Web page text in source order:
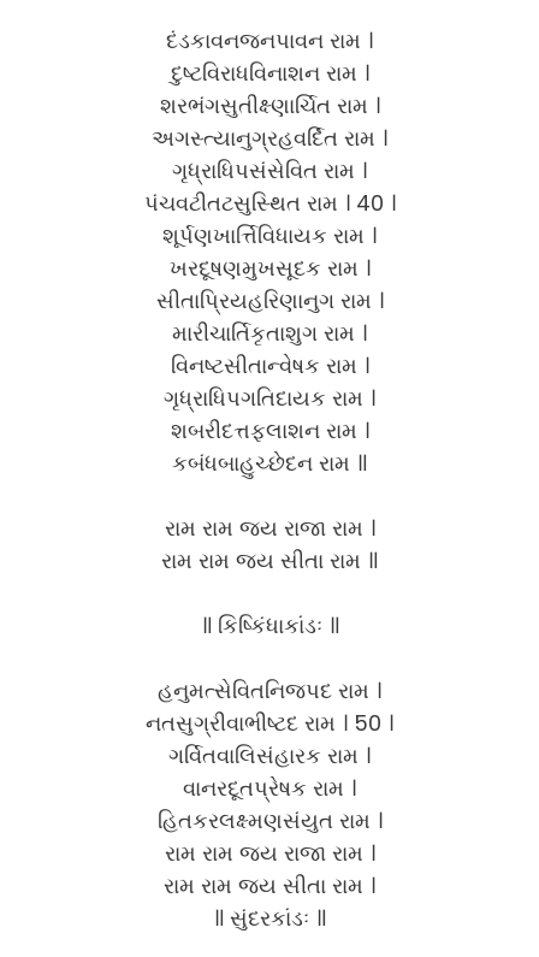
દંડકાવનજનપાવન રામ ।
દુષ્ટવિરાધવિનાશન રામ ।
શરભંગસુતીક્ષ્ણાર્ચિત રામ ।
અગસ્ત્યાનુગ્રહવર્દિત રામ ।
ગૃધ્રાધિપસંસેવિત રામ ।
પંચવટીતટસુસ્થિત રામ । 40 ।
શૂર્પણખાર્ત્તિવિધાયક રામ ।
ખરદૂષણમુખસૂદક રામ ।
સીતાપ્રિયહરિણાનુગ રામ ।
મારીચાર્તિકૃતાશુગ રામ ।
વિનષ્ટસીતાન્વેષક રામ ।
ગૃધ્રાધિપગતિદાયક રામ ।
શબરીદત્તફલાશન રામ ।
કબંધબાહુચ્છેદન રામ ॥
રામ રામ જય રાજા રામ ।
રામ રામ જય સીતા રામ ॥
॥ કિષ્કિંધાકાંડઃ ॥
હનુમત્સેવિતનિજપદ રામ ।
નતસુગ્રીવાભીષ્ટદ રામ । 50 ।
ગર્વિતવાલિસંહારક રામ ।
વાનરદૂતપ્રેષક રામ ।
હિતકરલક્ષ્મણસંયુત રામ ।
રામ રામ જય રાજા રામ ।
રામ રામ જય સીતા રામ ।
॥ સુંદરકાંડઃ ॥